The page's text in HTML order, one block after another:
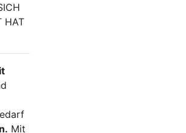
HAT
Mit